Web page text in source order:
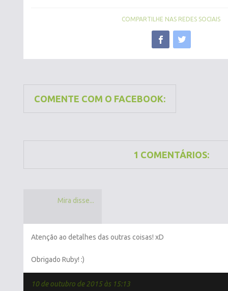
COMPARTILHE NAS REDES SOCIAIS
COMENTE COM O FACEBOOK:
1 COMENTÁRIOS:
Mira disse...
Atenção ao detalhes das outras coisas! xD
Obrigado Ruby! :)
10 de outubro de 2015 às 15:13